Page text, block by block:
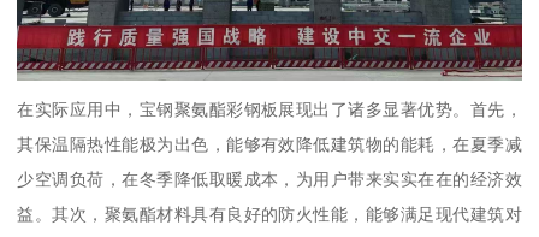
在实际应用中，宝钢聚氨酯彩钢板展现出了诸多显著优势。首先，
其保温隔热性能极为出色，能够有效降低建筑物的能耗，在夏季减
少空调负荷，在冬季降低取暖成本，为用户带来实实在在的经济效
益。其次，聚氨酯材料具有良好的防火性能，能够满足现代建筑对